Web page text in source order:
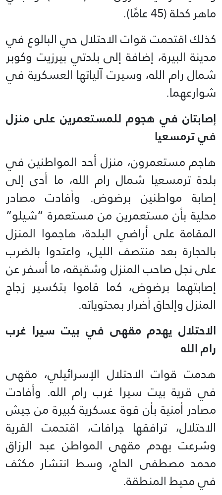
ماهر كحلة (45 عامًا).
كذلك اقتحمت قوات الاحتلال حي البالوع في
مدينة البيرة، إضافة إلى بلدتي بيرزيت وكوبر
شمال رام الله، وسيرت آلياتها العسكرية في
شوارعهما.
إصابتان في هجوم للمستعمرين على منزل
في ترمسعيا
هاجم مستعمرون، منزل أحد المواطنين في
بلدة ترمسعيا شمال رام الله، ما أدى إلى
إصابة مواطنين برضوض. وأفادت مصادر
محلية بأن مستعمرين من مستعمرة “شيلو”
المقامة على أراضي البلدة، هاجموا المنزل
بالحجارة بعد منتصف الليل، واعتدوا بالضرب
على نجل صاحب المنزل وشقيقه، ما أسفر عن
إصابتهما برضوض، كما قاموا بتكسير زجاج
المنزل وإلحاق أضرار بمحتوياته.
الاحتلال يهدم مقهى في بيت سيرا غرب
رام الله
هدمت قوات الاحتلال الإسرائيلي، مقهى
في قرية بيت سيرا غرب رام الله. وأفادت
مصادر أمنية بأن قوة عسكرية كبيرة من جيش
الاحتلال، ترافقها جرافات، اقتحمت القرية
وشرعت بهدم مقهى المواطن عبد الرزاق
محمد مصطفى الحاج، وسط انتشار مكثف
في محيط المنطقة.